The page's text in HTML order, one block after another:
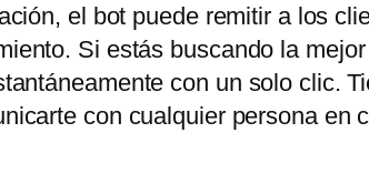
el bot puede remitir a los
Si estás buscando la
con un solo clic.
con cualquier persona en